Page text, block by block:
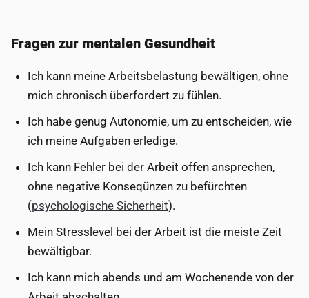
Fragen zur mentalen Gesundheit
Ich kann meine Arbeitsbelastung bewältigen, ohne
mich chronisch überfordert zu fühlen.
Ich habe genug Autonomie, um zu entscheiden, wie
ich meine Aufgaben erledige.
Ich kann Fehler bei der Arbeit offen ansprechen,
ohne negative Konseqünzen zu befürchten
(psychologische Sicherheit).
Mein Stresslevel bei der Arbeit ist die meiste Zeit
bewältigbar.
Ich kann mich abends und am Wochenende von der